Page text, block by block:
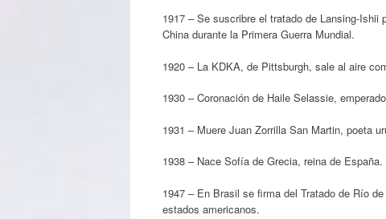
1917 – Se suscribre el tratado de Lansing-
China durante la Primera Guerra Mundial.
1920 – La KDKA, de Pittsburgh, sale al aire
1930 – Coronación de Haile Selassie,
1931 – Muere Juan Zorrilla San Martin, poeta
1938 – Nace Sofía de Grecia, reina de España.
1947 – En Brasil se firma del Tratado de Río
estados americanos.